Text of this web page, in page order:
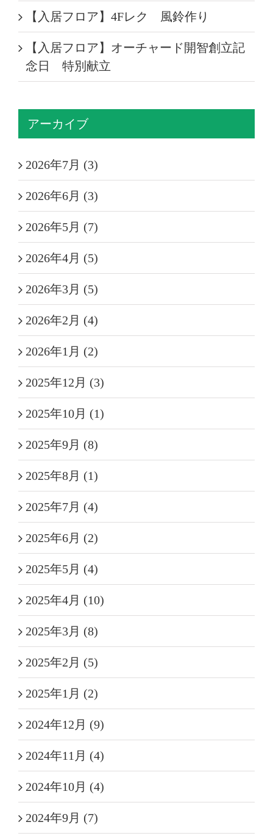
【入居フロア】4Fレク 風鈴作り
【入居フロア】オーチャード開智創立記
念日 特別献立
アーカイブ
2026年7月 (3)
2026年6月 (3)
2026年5月 (7)
2026年4月 (5)
2026年3月 (5)
2026年2月 (4)
2026年1月 (2)
2025年12月 (3)
2025年10月 (1)
2025年9月 (8)
2025年8月 (1)
2025年7月 (4)
2025年6月 (2)
2025年5月 (4)
2025年4月 (10)
2025年3月 (8)
2025年2月 (5)
2025年1月 (2)
2024年12月 (9)
2024年11月 (4)
2024年10月 (4)
2024年9月 (7)